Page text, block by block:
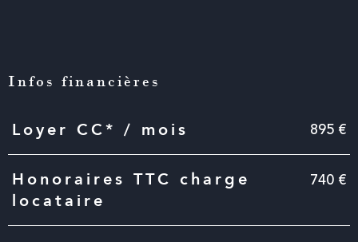
Infos financières
Caractéristiques Valeurs
Loyer CC* / mois 895 €
Honoraires TTC charge
locataire
740 €